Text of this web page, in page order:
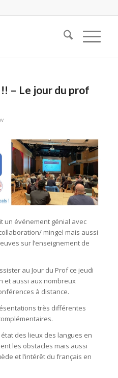
– Le jour du prof
un événement génial avec
mingel mais aussi
sur l’enseignement de
au Jour du Prof ce jeudi
et aussi aux nombreux
à distance.
très différentes
des lieux des langues en
les obstacles mais aussi
et l’intérêt du français en